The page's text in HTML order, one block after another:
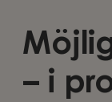
– i